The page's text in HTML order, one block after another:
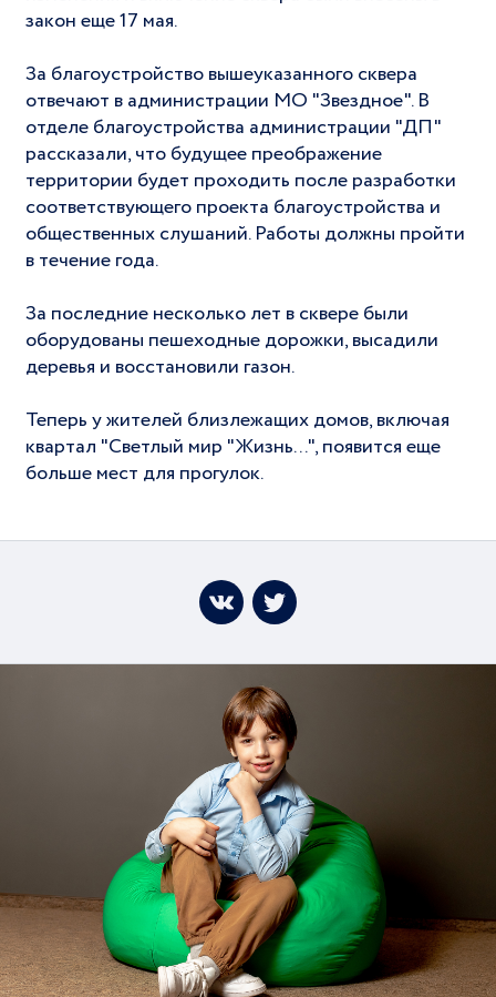
закон еще 17 мая.
За благоустройство вышеуказанного сквера
отвечают в администрации МО "Звездное". В
отделе благоустройства администрации "ДП"
рассказали, что будущее преображение
территории будет проходить после разработки
соответствующего проекта благоустройства и
общественных слушаний. Работы должны пройти
в течение года.
За последние несколько лет в сквере были
оборудованы пешеходные дорожки, высадили
деревья и восстановили газон.
Теперь у жителей близлежащих домов, включая
квартал "Светлый мир "Жизнь...", появится еще
больше мест для прогулок.